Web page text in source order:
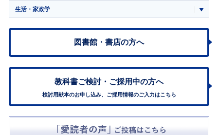
生活・家政学
図書館・書店の方へ
教科書ご検討・ ご採用中の方へ
検討用献本のお申し込み、ご採用情報のご入力はこちら